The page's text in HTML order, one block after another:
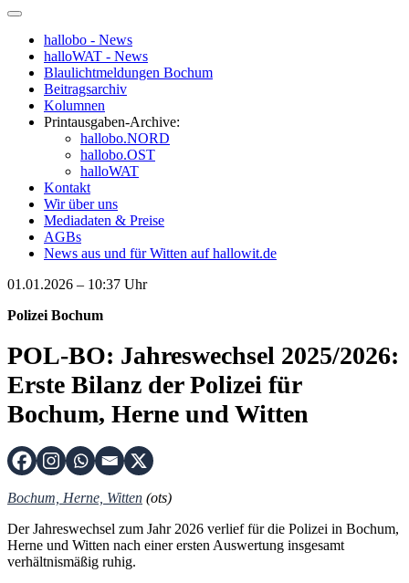
hallobo - News
halloWAT - News
Blaulichtmeldungen Bochum
Beitragsarchiv
Kolumnen
Printausgaben-Archive:
hallobo.NORD
hallobo.OST
halloWAT
Kontakt
Wir über uns
Mediadaten & Preise
AGBs
News aus und für Witten auf hallowit.de
01.01.2026 – 10:37 Uhr
Polizei Bochum
POL-BO: Jahreswechsel 2025/2026:
Erste Bilanz der Polizei für
Bochum, Herne und Witten
Bochum, Herne, Witten (ots)
Der Jahreswechsel zum Jahr 2026 verlief für die Polizei in Bochum,
Herne und Witten nach einer ersten Auswertung insgesamt
verhältnismäßig ruhig.